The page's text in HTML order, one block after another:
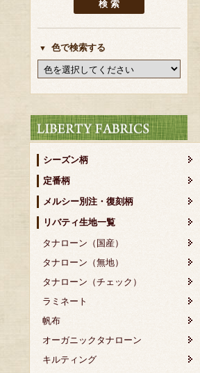
色で検索する
シーズン柄
定番柄
メルシー別注・復刻柄
リバティ生地一覧
タナローン（国産）
タナローン（無地）
タナローン（チェック）
ラミネート
帆布
オーガニックタナローン
キルティング